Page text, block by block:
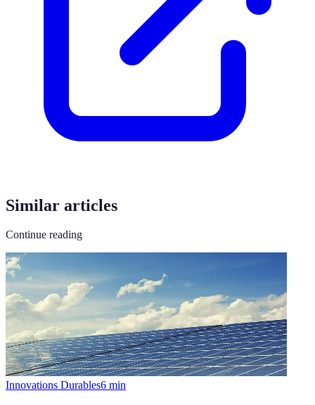
Similar articles
Continue reading
Innovations Durables6 min